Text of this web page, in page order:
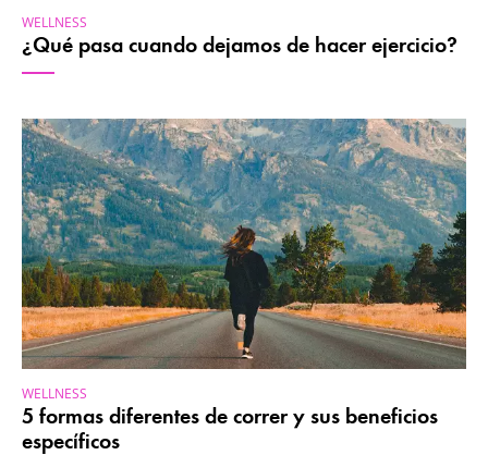
WELLNESS
¿Qué pasa cuando dejamos de hacer ejercicio?
WELLNESS
5 formas diferentes de correr y sus beneficios
específicos